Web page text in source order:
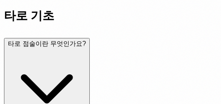
타로 기초
타로 점술이란 무엇인가요?